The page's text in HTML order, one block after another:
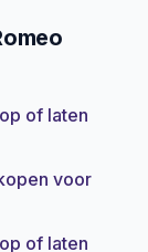
of laten
voor
of laten